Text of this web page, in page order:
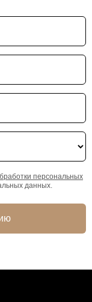
персональных
данных.